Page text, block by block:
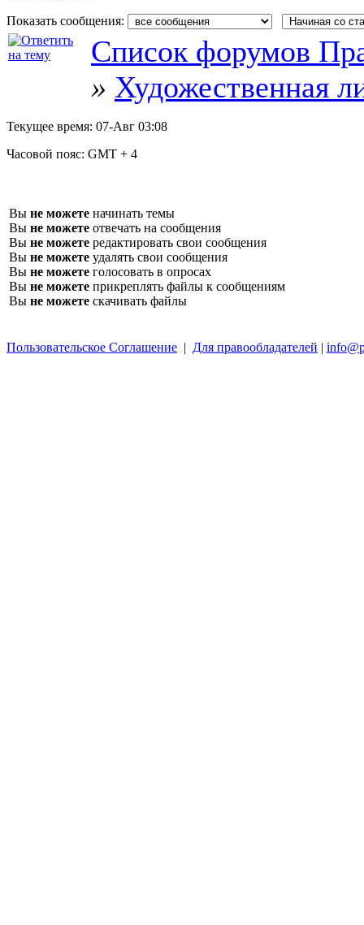
Показать сообщения:
Список форумов
» Художественная
Текущее время: 07-Авг 03:08
Часовой пояс: GMT + 4
Вы не можете начинать темы
Вы не можете отвечать на сообщения
Вы не можете редактировать свои сообщения
Вы не можете удалять свои сообщения
Вы не можете голосовать в опросах
Вы не можете прикреплять файлы к сообщениям
Вы не можете скачивать файлы
Пользовательское Соглашение | Для правообладателей |